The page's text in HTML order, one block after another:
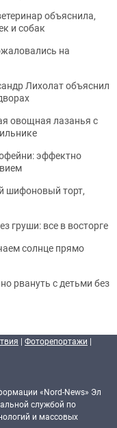
объяснила,
и собак
на
Лихолат объяснил
овощная лазанья с
эффектно
шифоновый торт,
груши: все в восторге
солнце прямо
рвануть с детьми без
| Фоторепортажи |
«Nord-News» Эл
службой по
и массовых